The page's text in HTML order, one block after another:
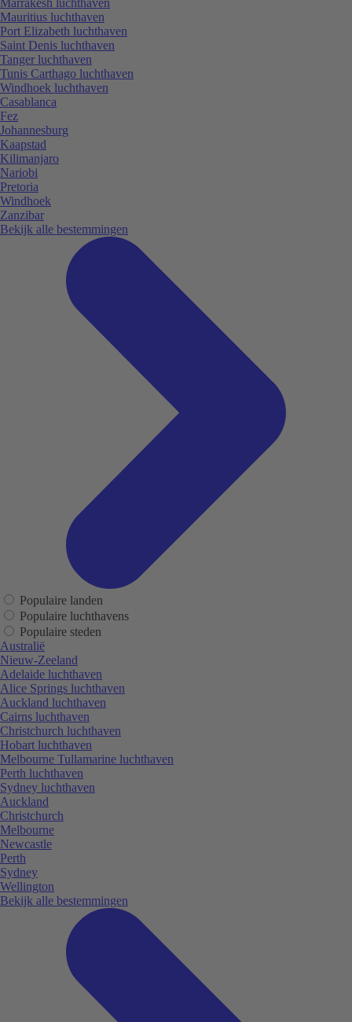
Mauritius luchthaven
Port Elizabeth luchthaven
Saint Denis luchthaven
Tanger luchthaven
Tunis Carthago luchthaven
Windhoek luchthaven
Casablanca
Fez
Johannesburg
Kaapstad
Kilimanjaro
Nariobi
Pretoria
Windhoek
Zanzibar
Bekijk alle bestemmingen
Populaire landen
Populaire luchthavens
Populaire steden
Australië
Nieuw-Zeeland
Adelaide luchthaven
Alice Springs luchthaven
Auckland luchthaven
Cairns luchthaven
Christchurch luchthaven
Hobart luchthaven
Melbourne Tullamarine luchthaven
Perth luchthaven
Sydney luchthaven
Auckland
Christchurch
Melbourne
Newcastle
Perth
Sydney
Wellington
Bekijk alle bestemmingen